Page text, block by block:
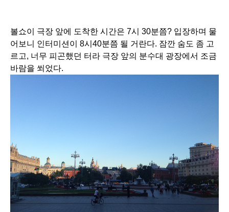
볼쇼이 극장 앞에 도착한 시간은 7시 30분쯤? 입장하며 물
어보니 인터미션이 8시40분쯤 될 거란다. 잠깐 숨도 좀 고
르고, 너무 피곤했던 터라 극장 앞의 분수대 광장에서 조금
바람을 쐬었다.